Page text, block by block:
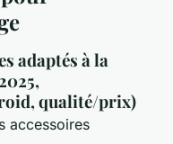
adaptés à la
qualité/prix)
accessoires